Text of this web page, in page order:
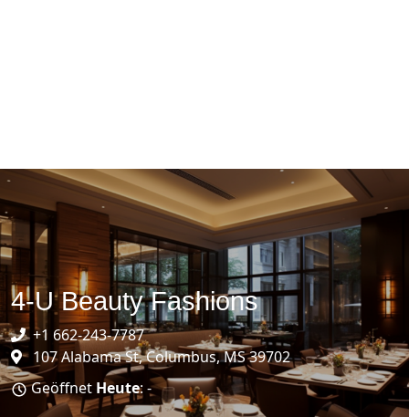
4-U Beauty Fashions
+1 662-243-7787
107 Alabama St, Columbus, MS 39702
Geöffnet Heute: -